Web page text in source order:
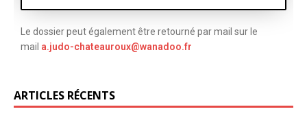
Le dossier peut également être retourné par mail sur le
mail a.judo-chateauroux@wanadoo.fr
ARTICLES RÉCENTS